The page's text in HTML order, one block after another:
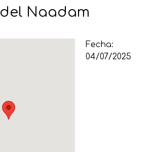
del Naadam
Fecha:
04/07/2025